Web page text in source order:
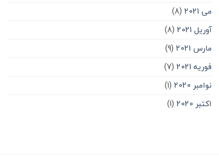
می 2021
(8)
آوریل 2021
(8)
مارس 2021
(9)
فوریه 2021
(7)
نوامبر 2020
(1)
اکتبر 2020
(1)